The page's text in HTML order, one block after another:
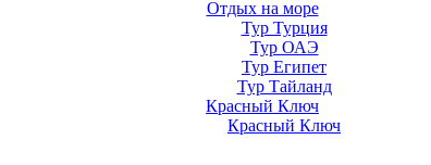
Отдых на море
Тур Турция
Тур ОАЭ
Тур Египет
Тур Тайланд
Красный Ключ
Красный Ключ